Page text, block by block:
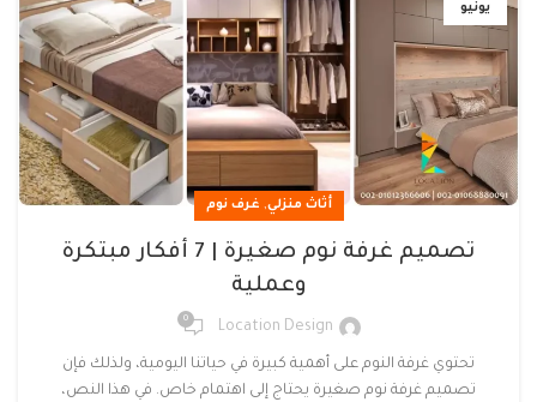
يونيو
أثاث منزلي, غرف نوم
تصميم غرفة نوم صغيرة | 7 أفكار مبتكرة
وعملية
Location Design
0
تحتوي غرفة النوم على أهمية كبيرة في حياتنا اليومية، ولذلك فإن
تصميم غرفة نوم صغيرة يحتاج إلى اهتمام خاص. في هذا النص،